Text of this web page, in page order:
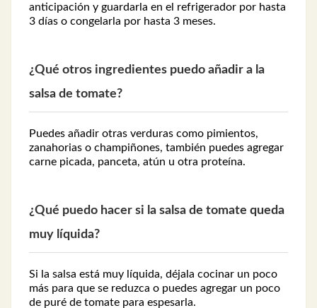
anticipación y guardarla en el refrigerador por hasta
3 días o congelarla por hasta 3 meses.
¿Qué otros ingredientes puedo añadir a la
salsa de tomate?
Puedes añadir otras verduras como pimientos,
zanahorias o champiñones, también puedes agregar
carne picada, panceta, atún u otra proteína.
¿Qué puedo hacer si la salsa de tomate queda
muy líquida?
Si la salsa está muy líquida, déjala cocinar un poco
más para que se reduzca o puedes agregar un poco
de puré de tomate para espesarla.